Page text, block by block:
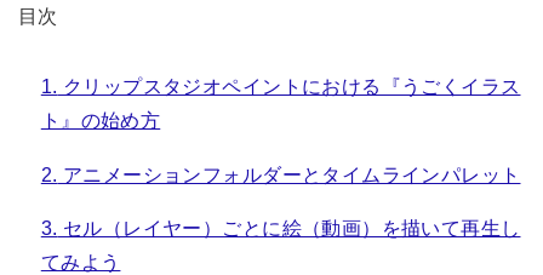
目次
1. クリップスタジオペイントにおける『うごくイラス
ト』の始め方
2. アニメーションフォルダーとタイムラインパレット
3. セル（レイヤー）ごとに絵（動画）を描いて再生し
てみよう